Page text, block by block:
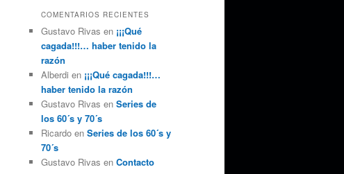
COMENTARIOS RECIENTES
Gustavo Rivas en ¡¡¡Qué
cagada!!!… haber tenido la
razón
Alberdi en ¡¡¡Qué cagada!!!…
haber tenido la razón
Gustavo Rivas en Series de
los 60´s y 70´s
Ricardo en Series de los 60´s y
70´s
Gustavo Rivas en Contacto